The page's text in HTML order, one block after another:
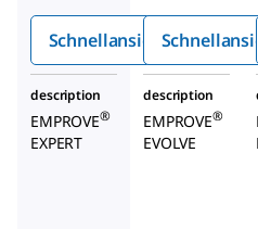
amino
metha
nhydro
chlorid
Schnellansicht
description
EMPROVE®
EXPERT
description
EMPROVE®
EVOLVE